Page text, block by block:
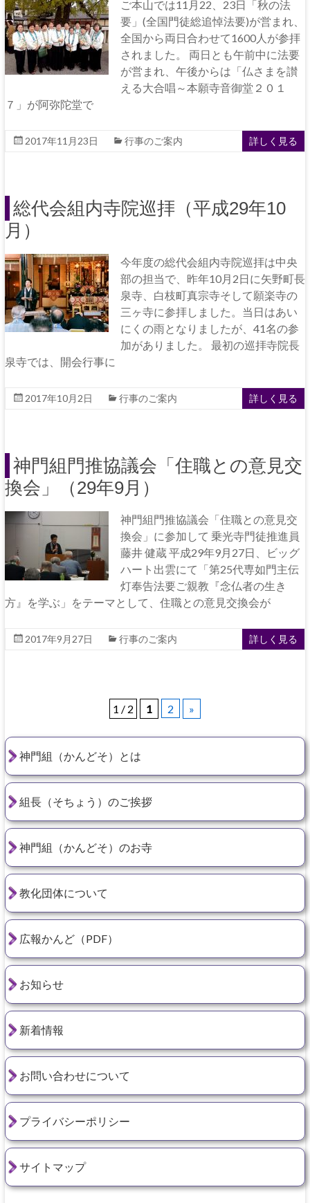
ご本山では11月22、23日「秋の法
要」(全国門徒総追悼法要)が営まれ、
全国から両日合わせて1600人が参拝
されました。 両日とも午前中に法要
が営まれ、午後からは「仏さまを讃
える大合唱～本願寺音御堂２０１
７」が阿弥陀堂で
2017年11月23日 行事のご案内 詳しく見る
総代会組内寺院巡拝（平成29年10
月）
今年度の総代会組内寺院巡拝は中央
部の担当で、昨年10月2日に矢野町長
泉寺、白枝町真宗寺そして願楽寺の
三ヶ寺に参拝しました。当日はあい
にくの雨となりましたが、41名の参
加がありました。 最初の巡拝寺院長
泉寺では、開会行事に
2017年10月2日 行事のご案内 詳しく見る
神門組門推協議会「住職との意見交
換会」（29年9月）
神門組門推協議会「住職との意見交
換会」に参加して 乗光寺門徒推進員
藤井 健蔵 平成29年9月27日、ビッグ
ハート出雲にて「第25代専如門主伝
灯奉告法要ご親教『念仏者の生き
方』を学ぶ」をテーマとして、住職との意見交換会が
2017年9月27日 行事のご案内 詳しく見る
1 / 2 1 2 »
神門組（かんどそ）とは
組長（そちょう）のご挨拶
神門組（かんどそ）のお寺
教化団体について
広報かんど（PDF）
お知らせ
新着情報
お問い合わせについて
プライバシーポリシー
サイトマップ